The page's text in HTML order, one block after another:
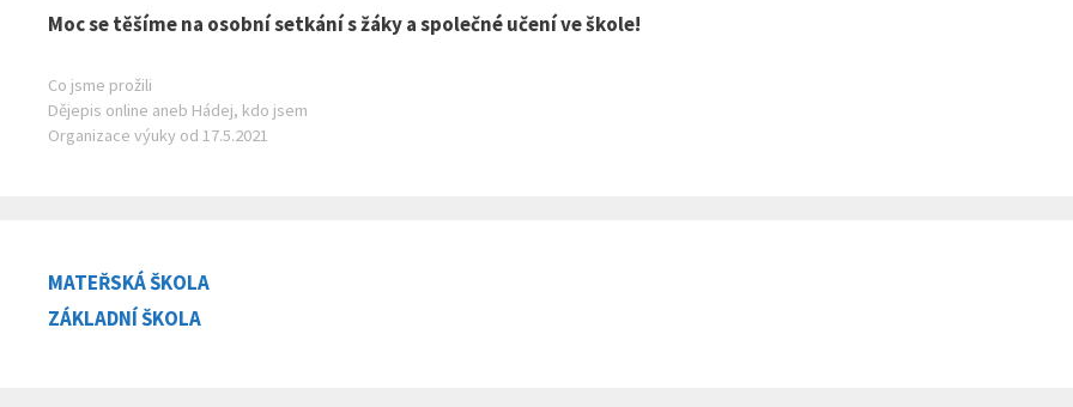
Moc se těšíme na osobní setkání s žáky a společné učení ve škole!
Rubriky
Co jsme prožili
Dějepis online aneb Hádej, kdo jsem
Organizace výuky od 17.5.2021
MATEŘSKÁ ŠKOLA
ZÁKLADNÍ ŠKOLA